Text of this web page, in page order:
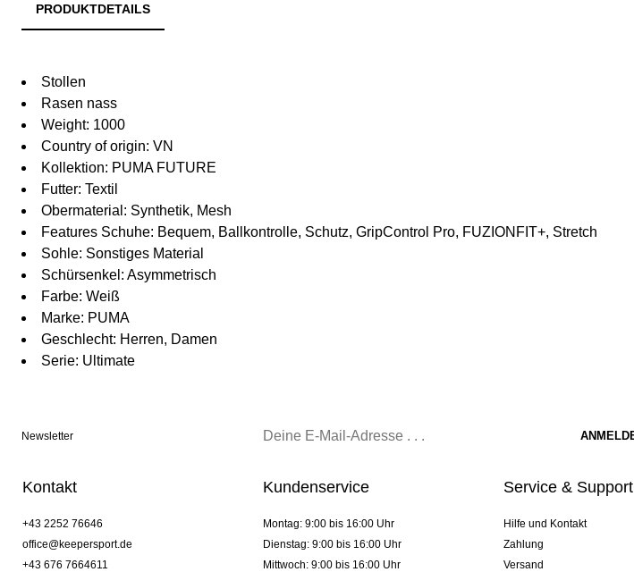
PRODUKTDETAILS
Stollen
Rasen nass
Weight: 1000
Country of origin: VN
Kollektion: PUMA FUTURE
Futter: Textil
Obermaterial: Synthetik, Mesh
Features Schuhe: Bequem, Ballkontrolle, Schutz, GripControl Pro, FUZIONFIT+, Stretch
Sohle: Sonstiges Material
Schürsenkel: Asymmetrisch
Farbe: Weiß
Marke: PUMA
Geschlecht: Herren, Damen
Serie: Ultimate
Newsletter
Kontakt
+43 2252 76646
office@keepersport.de
+43 676 7664611
Kundenservice
Montag: 9:00 bis 16:00 Uhr
Dienstag: 9:00 bis 16:00 Uhr
Mittwoch: 9:00 bis 16:00 Uhr
Service & Support
Hilfe und Kontakt
Zahlung
Versand